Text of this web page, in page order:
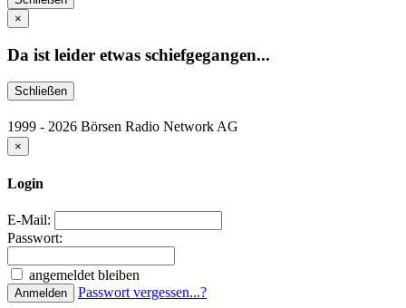
×
Da ist leider etwas schiefgegangen...
Schließen
1999 - 2026 Börsen Radio Network AG
×
Login
E-Mail:
Passwort:
angemeldet bleiben
Anmelden Passwort vergessen...?